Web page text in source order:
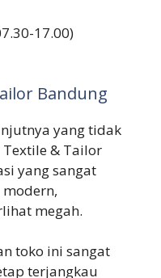
17.00)
Bandung
yang tidak
Textile & Tailor
yang sangat
megah.
toko ini sangat
terjangkau